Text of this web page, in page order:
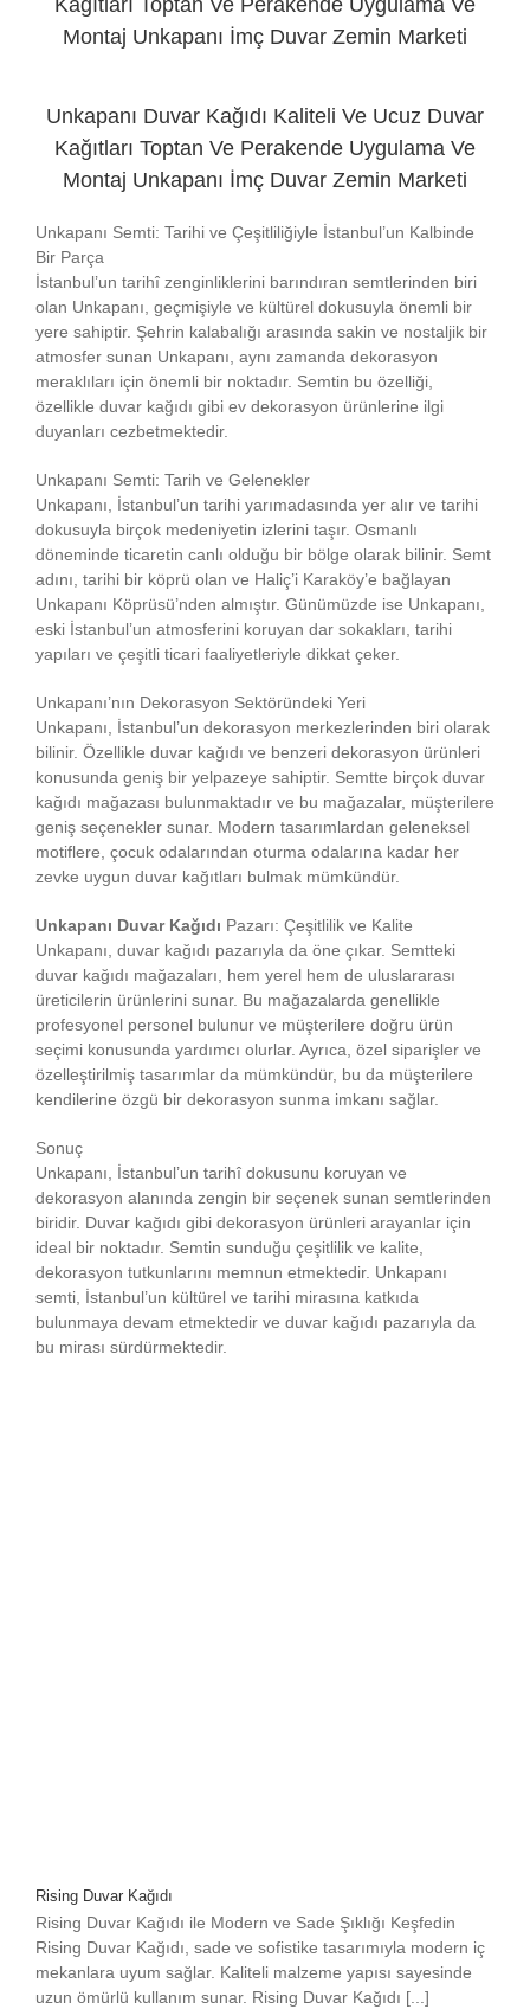
Kağıtları Toptan Ve Perakende Uygulama Ve
Montaj Unkapanı İmç Duvar Zemin Marketi
Unkapanı Duvar Kağıdı Kaliteli Ve Ucuz Duvar
Kağıtları Toptan Ve Perakende Uygulama Ve
Montaj Unkapanı İmç Duvar Zemin Marketi
Unkapanı Semti: Tarihi ve Çeşitliliğiyle İstanbul’un Kalbinde
Bir Parça
İstanbul’un tarihî zenginliklerini barındıran semtlerinden biri
olan Unkapanı, geçmişiyle ve kültürel dokusuyla önemli bir
yere sahiptir. Şehrin kalabalığı arasında sakin ve nostaljik bir
atmosfer sunan Unkapanı, aynı zamanda dekorasyon
meraklıları için önemli bir noktadır. Semtin bu özelliği,
özellikle duvar kağıdı gibi ev dekorasyon ürünlerine ilgi
duyanları cezbetmektedir.
Unkapanı Semti: Tarih ve Gelenekler
Unkapanı, İstanbul’un tarihi yarımadasında yer alır ve tarihi
dokusuyla birçok medeniyetin izlerini taşır. Osmanlı
döneminde ticaretin canlı olduğu bir bölge olarak bilinir. Semt
adını, tarihi bir köprü olan ve Haliç’i Karaköy’e bağlayan
Unkapanı Köprüsü’nden almıştır. Günümüzde ise Unkapanı,
eski İstanbul’un atmosferini koruyan dar sokakları, tarihi
yapıları ve çeşitli ticari faaliyetleriyle dikkat çeker.
Unkapanı’nın Dekorasyon Sektöründeki Yeri
Unkapanı, İstanbul’un dekorasyon merkezlerinden biri olarak
bilinir. Özellikle duvar kağıdı ve benzeri dekorasyon ürünleri
konusunda geniş bir yelpazeye sahiptir. Semtte birçok duvar
kağıdı mağazası bulunmaktadır ve bu mağazalar, müşterilere
geniş seçenekler sunar. Modern tasarımlardan geleneksel
motiflere, çocuk odalarından oturma odalarına kadar her
zevke uygun duvar kağıtları bulmak mümkündür.
Unkapanı Duvar Kağıdı Pazarı: Çeşitlilik ve Kalite
Unkapanı, duvar kağıdı pazarıyla da öne çıkar. Semtteki
duvar kağıdı mağazaları, hem yerel hem de uluslararası
üreticilerin ürünlerini sunar. Bu mağazalarda genellikle
profesyonel personel bulunur ve müşterilere doğru ürün
seçimi konusunda yardımcı olurlar. Ayrıca, özel siparişler ve
özelleştirilmiş tasarımlar da mümkündür, bu da müşterilere
kendilerine özgü bir dekorasyon sunma imkanı sağlar.
Sonuç
Unkapanı, İstanbul’un tarihî dokusunu koruyan ve
dekorasyon alanında zengin bir seçenek sunan semtlerinden
biridir. Duvar kağıdı gibi dekorasyon ürünleri arayanlar için
ideal bir noktadır. Semtin sunduğu çeşitlilik ve kalite,
dekorasyon tutkunlarını memnun etmektedir. Unkapanı
semti, İstanbul’un kültürel ve tarihi mirasına katkıda
bulunmaya devam etmektedir ve duvar kağıdı pazarıyla da
bu mirası sürdürmektedir.
Rising Duvar Kağıdı
Rising Duvar Kağıdı ile Modern ve Sade Şıklığı Keşfedin
Rising Duvar Kağıdı, sade ve sofistike tasarımıyla modern iç
mekanlara uyum sağlar. Kaliteli malzeme yapısı sayesinde
uzun ömürlü kullanım sunar. Rising Duvar Kağıdı [...]